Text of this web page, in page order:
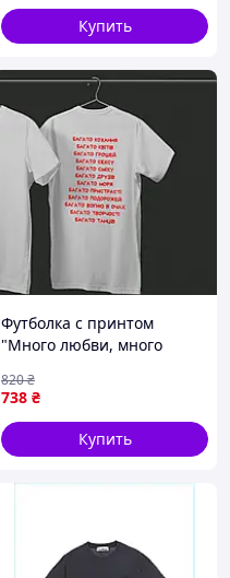
Купить
Футболка с принтом
"Много любви, много
День рождения, унисекс,
100% хлопок
738 ₴
820₴
Купить